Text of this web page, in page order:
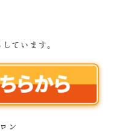
ています。
ン